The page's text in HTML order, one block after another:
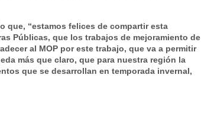
que, “estamos felices de compartir esta
Públicas, que los trabajos de mejoramiento de
al MOP por este trabajo, que va a permitir
más que claro, que para nuestra región la
que se desarrollan en temporada invernal,